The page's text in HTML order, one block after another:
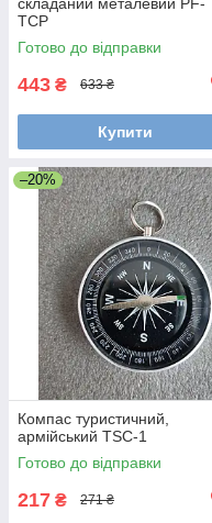
TCP
Готово до відправки
443 ₴ 633 ₴
Купити
–20%
Компас туристичний,
армійський TSC-1
Готово до відправки
217 ₴ 271 ₴